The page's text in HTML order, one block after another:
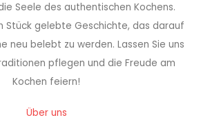
Seele des authentischen Kochens.
Stück gelebte Geschichte, das darauf
neu belebt zu werden. Lassen Sie uns
pflegen und die Freude am
Kochen feiern!
Über uns